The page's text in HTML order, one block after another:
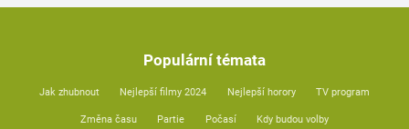
Populární témata
Jak zhubnout Nejlepší filmy 2024 Nejlepší horory TV program
Změna času Partie Počasí Kdy budou volby